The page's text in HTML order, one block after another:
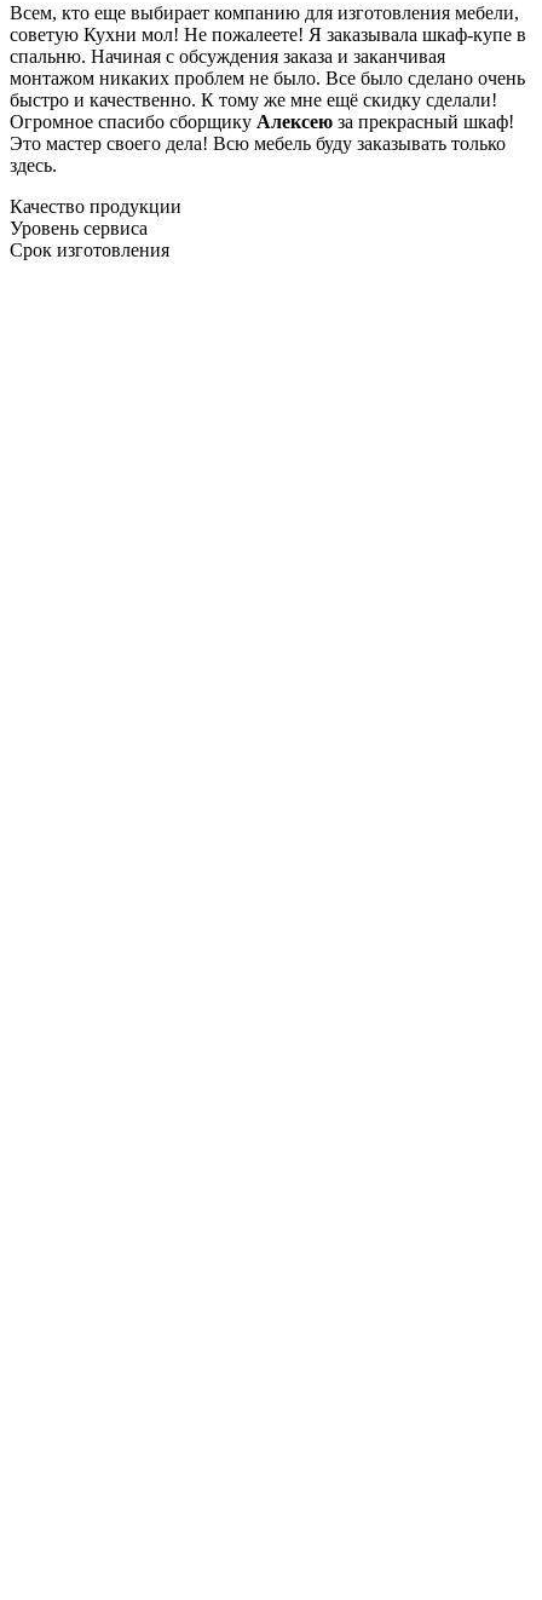
Всем, кто еще выбирает компанию для изготовления мебели,
советую Кухни мол! Не пожалеете! Я заказывала шкаф-купе в
спальню. Начиная с обсуждения заказа и заканчивая
монтажом никаких проблем не было. Все было сделано очень
быстро и качественно. К тому же мне ещё скидку сделали!
Огромное спасибо сборщику Алексею за прекрасный шкаф!
Это мастер своего дела! Всю мебель буду заказывать только
здесь.
Качество продукции
Уровень сервиса
Срок изготовления